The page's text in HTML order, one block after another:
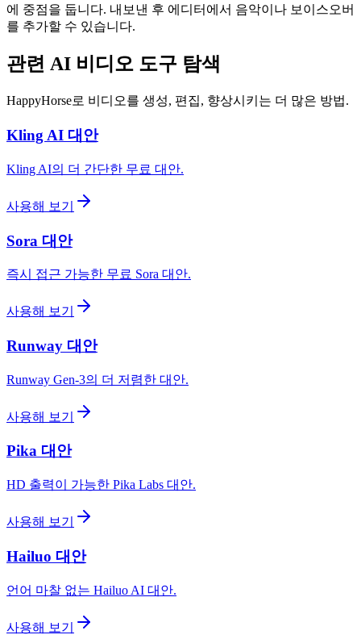
에 중점을 둡니다. 내보낸 후 에디터에서 음악이나 보이스오버
를 추가할 수 있습니다.
관련 AI 비디오 도구 탐색
HappyHorse로 비디오를 생성, 편집, 향상시키는 더 많은 방법.
Kling AI 대안
Kling AI의 더 간단한 무료 대안.
사용해 보기
Sora 대안
즉시 접근 가능한 무료 Sora 대안.
사용해 보기
Runway 대안
Runway Gen-3의 더 저렴한 대안.
사용해 보기
Pika 대안
HD 출력이 가능한 Pika Labs 대안.
사용해 보기
Hailuo 대안
언어 마찰 없는 Hailuo AI 대안.
사용해 보기